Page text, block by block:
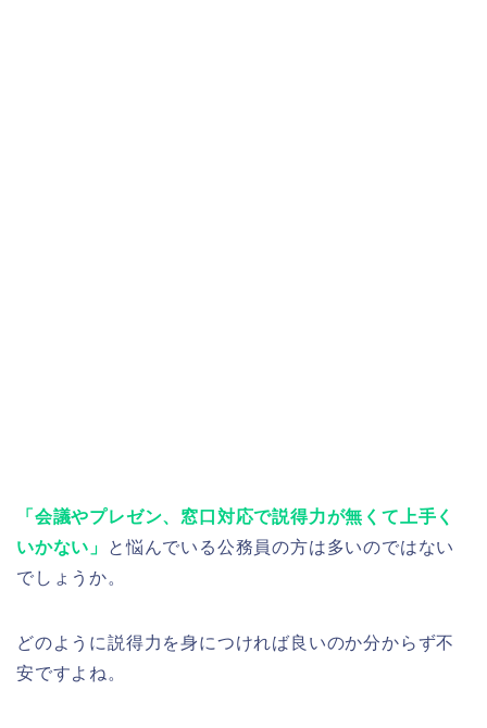
「会議やプレゼン、窓口対応で説得力が無くて上手く
いかない」
と悩んでいる公務員の方は多いのではない
でしょうか。
どのように説得力を身につければ良いのか分からず不
安ですよね。